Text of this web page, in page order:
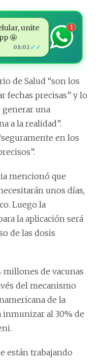
unite
🤩
08:02 ✓✓
1
de Salud “son los
fechas precisas” y lo
una
a la realidad”.
en los
mencionó que
unos días,
Luego la
la aplicación será
de las dosis
millones de vacunas
del mecanismo
de la
inmunizar al 30% de
están trabajando